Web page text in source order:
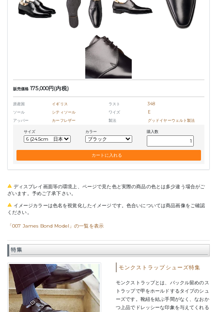
販売価格 175,000円(内税)
原産国 イギリス ラスト
348
ソール
シティソール ワイズ
E
アッパー
カーフレザー 製法 グッドイヤーウェルト製法
サイズ カラー 購入数
ディスプレイ画面等の環境上、ページで見た色と実際の商品の色とは多少違う場合がご
ざいます。予めご了承下さい。
イメージカラーは色名を視覚化したイメージです。色合いについては商品画像をご確認
ください。
「007 James Bond Model」の一覧を表示
特集
モンクストラップシューズ特集
モンクストラップとは、バックル留めのス
トラップで甲をホールドするタイプのシュ
ーズです。靴紐を結ぶ手間がなく、なおか
つ上品でドレッシーな印象を与えてくれる